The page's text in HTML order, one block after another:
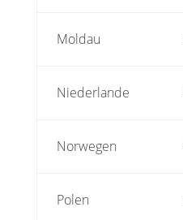
Moldau
Niederlande
Norwegen
Polen